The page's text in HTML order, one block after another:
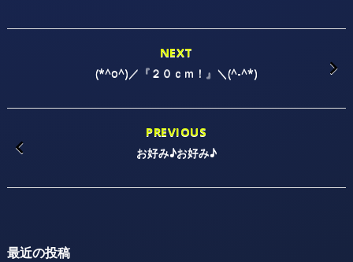
NEXT
(*^o^)／『２０ｃｍ！』＼(^-^*)
PREVIOUS
お好み♪お好み♪
最近の投稿